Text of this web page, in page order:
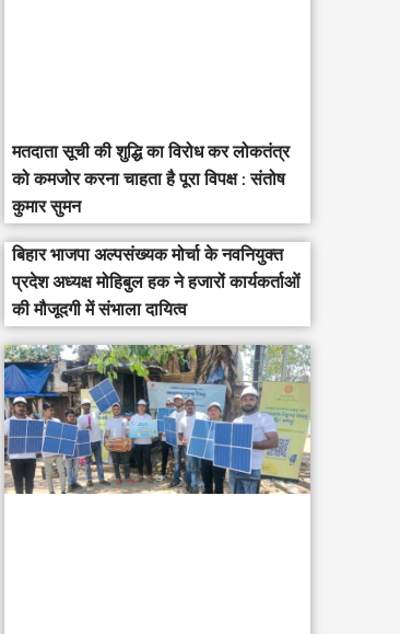
मतदाता सूची की शुद्धि का विरोध कर लोकतंत्र
को कमजोर करना चाहता है पूरा विपक्ष : संतोष
कुमार सुमन
बिहार भाजपा अल्पसंख्यक मोर्चा के नवनियुक्त
प्रदेश अध्यक्ष मोहिबुल हक ने हजारों कार्यकर्ताओं
की मौजूदगी में संभाला दायित्व